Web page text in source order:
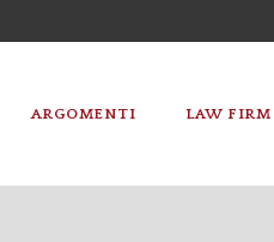
ARGOMENTI LAW FIRM